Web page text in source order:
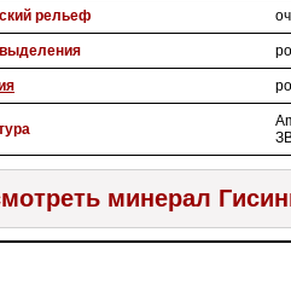
рельеф
минерал